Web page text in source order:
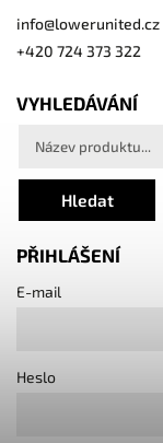
info@lowerunited.cz
+420 724 373 322
VYHLEDÁVÁNÍ
Hledat
PŘIHLÁŠENÍ
E-mail
Heslo